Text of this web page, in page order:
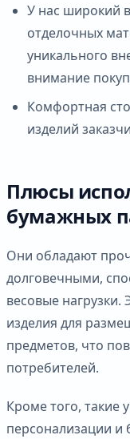
У нас широкий
отделочных
уникального
внимание
Комфортная
изделий
Плюсы
бумажных
Они обладают
долговечными,
весовые нагрузки.
изделия для
предметов, что
потребителей.
Кроме того, такие
персонализации и